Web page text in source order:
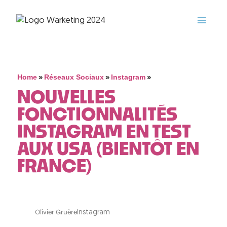
Home» Réseaux Sociaux» Instagram»
NOUVELLES
FONCTIONNALITÉS
INSTAGRAM EN TEST
AUX USA (BIENTÔT EN
FRANCE)
Olivier Gruère Instagram